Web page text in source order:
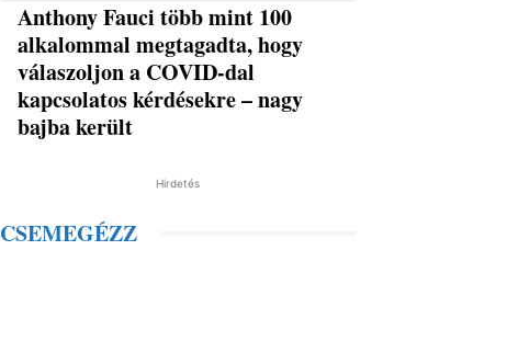
Anthony Fauci több mint 100
alkalommal megtagadta, hogy
válaszoljon a COVID-dal
kapcsolatos kérdésekre – nagy
bajba került
Hirdetés
CSEMEGÉZZ